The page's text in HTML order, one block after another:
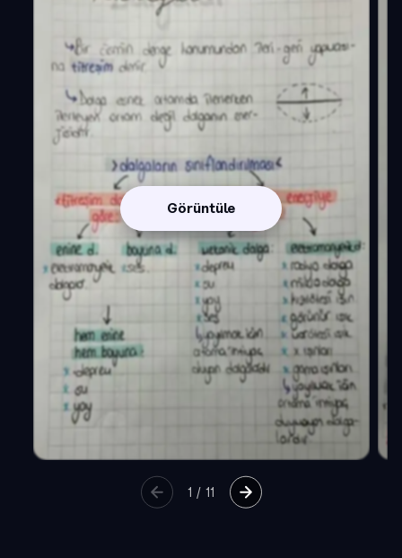
Görüntüle
1 / 11